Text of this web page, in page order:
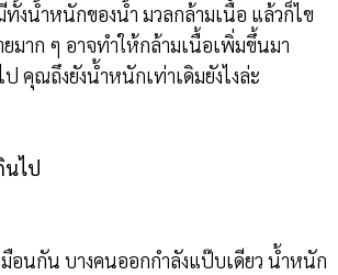
งน้ำหนักของน้ำ มวลกล้ามเนื้อ แล้วก็ไข
มาก ๆ อาจทำให้กล้ามเนื้อเพิ่มขึ้นมา
คุณถึงยังน้ำหนักเท่าเดิมยังไงล่ะ
นไป
มือนกัน บางคนออกกำลังแป๊บเดียว น้ำหนัก